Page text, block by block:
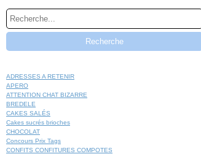
ADRESSES A RETENIR
APERO
ATTENTION CHAT BIZARRE
BREDELE
CAKES SALÉS
Cakes sucrés brioches
CHOCOLAT
Concours Prix Tags
CONFITS CONFITURES COMPOTES